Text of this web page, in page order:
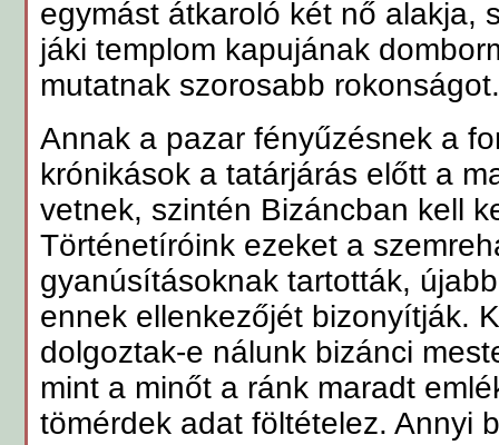
egymást átkaroló két nő alakja,
jáki templom kapujának
mutatnak szorosabb rokonságot.
Annak a pazar fényűzésnek a
krónikások a tatárjárás előtt a
vetnek, szintén Bizáncban kell
Történetíróink ezeket a
gyanúsításoknak tartották,
ennek ellenkezőjét bizonyítják.
dolgoztak-e nálunk bizánci
mint a minőt a ránk maradt
tömérdek adat föltételez. Annyi